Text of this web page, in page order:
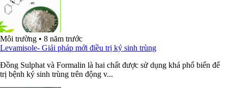
Môi trường • 8 năm trước
Levamisole- Giải pháp mới điều trị ký sinh trùng
Đồng Sulphat và Formalin là hai chất được sử dụng khá phổ biến để
trị bệnh ký sinh trùng trên động v...